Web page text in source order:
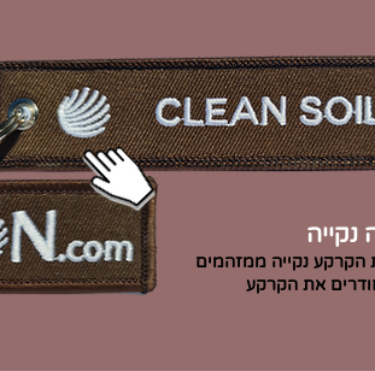
הקרקע נקייה ממזהמים
את הקרקע